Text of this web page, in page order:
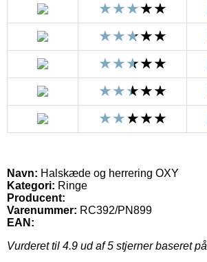
Navn: Halskæde og herrering OXY
Kategori: Ringe
Producent:
Varenummer: RC392/PN899
EAN:
Vurderet til 4.9 ud af 5 stjerner baseret på